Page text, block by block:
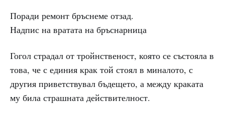
Поради ремонт бръснеме отзад.
Надпис на вратата на бръснарница
Гогол страдал от тройнственост, която се състояла в
това, че с единия крак той стоял в миналото, с
другия приветствувал бъдещето, а между краката
му била страшната действителност.